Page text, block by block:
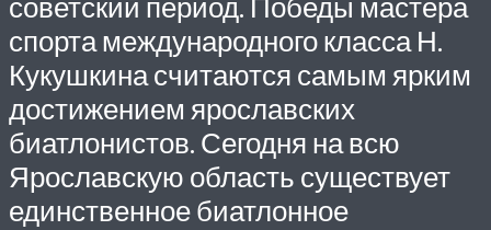
спорта международного класса Н.
Кукушкина считаются самым ярким
достижением ярославских
биатлонистов. Сегодня на всю
Ярославскую область существует
единственное биатлонное